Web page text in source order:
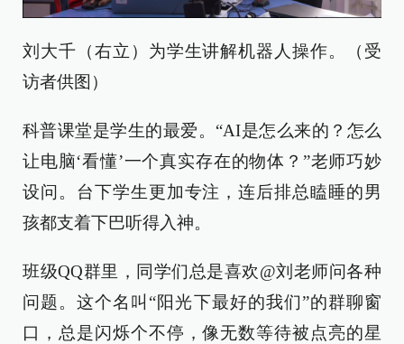
刘大千（右立）为学生讲解机器人操作。（受
访者供图）
科普课堂是学生的最爱。“AI是怎么来的？怎么
让电脑‘看懂’一个真实存在的物体？”老师巧妙
设问。台下学生更加专注，连后排总瞌睡的男
孩都支着下巴听得入神。
班级QQ群里，同学们总是喜欢@刘老师问各种
问题。这个名叫“阳光下最好的我们”的群聊窗
口，总是闪烁个不停，像无数等待被点亮的星